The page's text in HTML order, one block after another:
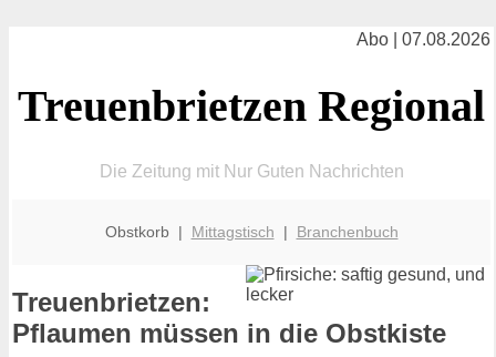
Abo | 07.08.2026
Treuenbrietzen Regional
Die Zeitung mit Nur Guten Nachrichten
Obstkorb | Mittagstisch | Branchenbuch
Treuenbrietzen:
Pflaumen müssen in die Obstkiste